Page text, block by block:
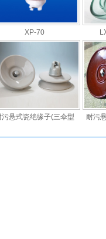
XP-70
污悬式瓷绝缘子(三伞型 耐污